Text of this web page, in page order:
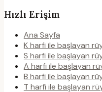
Hızlı Erişim
Ana Sayfa
K harfi ile başlayan
S harfi ile başlayan
A harfi ile başlayan
B harfi ile başlayan
T harfi ile başlayan